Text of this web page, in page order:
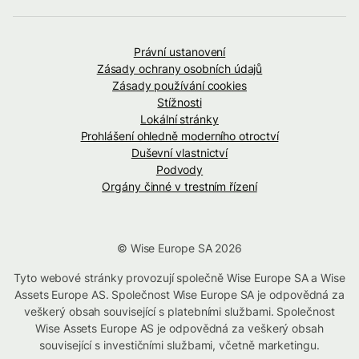
Právní ustanovení
Zásady ochrany osobních údajů
Zásady používání cookies
Stížnosti
Lokální stránky
Prohlášení ohledně moderního otroctví
Duševní vlastnictví
Podvody
Orgány činné v trestním řízení
© Wise Europe SA 2026
Tyto webové stránky provozují společně Wise Europe SA a Wise
Assets Europe AS. Společnost Wise Europe SA je odpovědná za
veškerý obsah související s platebními službami. Společnost
Wise Assets Europe AS je odpovědná za veškerý obsah
související s investičními službami, včetně marketingu.